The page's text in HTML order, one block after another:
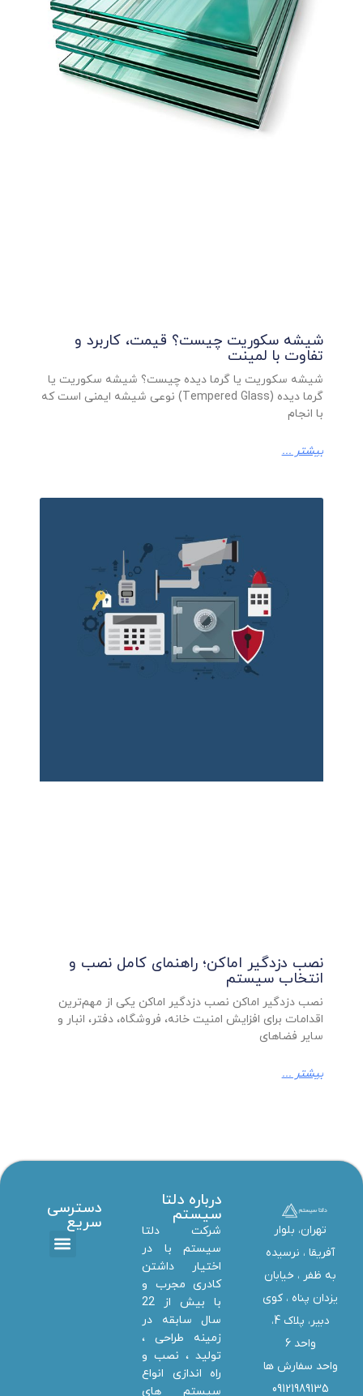
شیشه سکوریت چیست؟ قیمت، کاربرد و
تفاوت با لمینت
شیشه سکوریت یا گرما دیده چیست؟ شیشه سکوریت یا
گرما دیده (Tempered Glass) نوعی شیشه ایمنی است که
با انجام
بیشتر ...
نصب دزدگیر اماکن؛ راهنمای کامل نصب و
انتخاب سیستم
نصب دزدگیر اماکن نصب دزدگیر اماکن یکی از مهم‌ترین
اقدامات برای افزایش امنیت خانه، فروشگاه، دفتر، انبار و
سایر فضاهای
بیشتر ...
تهران، بلوار
آفریقا ، نرسیده
به ظفر ،‌ خیابان
یزدان پناه ، کوی
دبیر، پلاک 4،
واحد 6
واحد سفارش ها
09121989135
درباره دلتا
سیستم
شرکت دلتا
سیستم با در
اختیار داشتن
کادری مجرب و
با بیش از 22
سال سابقه در
زمینه طراحی ،
تولید ، نصب و
راه اندازی انواع
سیستم های
دسترسی
سریع